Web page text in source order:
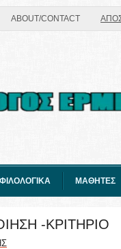
ABOUT/CONTACT
ΦΙΛΟΛΟΓΙΚΑ ΜΑΘΗΤΕΣ
-ΚΡΙΤΗΡΙΟ